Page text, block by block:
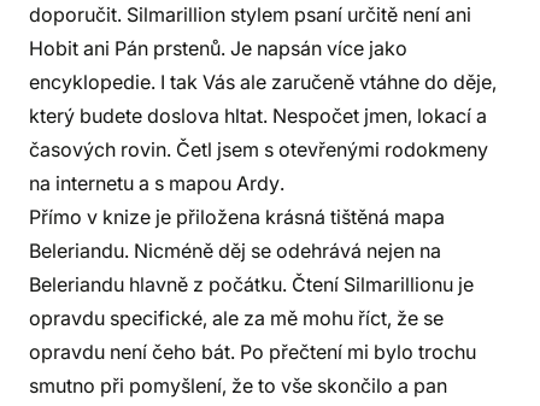
doporučit. Silmarillion stylem psaní určitě není ani
Hobit ani Pán prstenů. Je napsán více jako
encyklopedie. I tak Vás ale zaručeně vtáhne do děje,
který budete doslova hltat. Nespočet jmen, lokací a
časových rovin. Četl jsem s otevřenými rodokmeny
na internetu a s mapou Ardy.
Přímo v knize je přiložena krásná tištěná mapa
Beleriandu. Nicméně děj se odehrává nejen na
Beleriandu hlavně z počátku. Čtení Silmarillionu je
opravdu specifické, ale za mě mohu říct, že se
opravdu není čeho bát. Po přečtení mi bylo trochu
smutno při pomyšlení, že to vše skončilo a pan